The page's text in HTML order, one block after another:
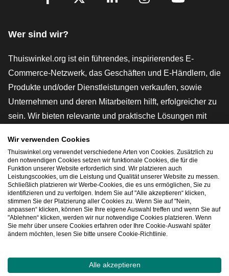
Wer sind wir?
Thuiswinkel.org ist ein führendes, inspirierendes E-
Commerce-Netzwerk, das Geschäften und E-Händlern, die
Produkte und/oder Dienstleistungen verkaufen, sowie
Unternehmen und deren Mitarbeitern hilft, erfolgreicher zu
sein. Wir bieten relevante und praktische Lösungen mit
rechtlichen Instrumenten und Beratung,
Interessenvertretung, Marktforschung und verfügen über
eine eigene Bildungsplattform, die Thuiswinkel e-
Academy.
Schnelles Navigieren
Wir verwenden Cookies
Thuiswinkel.org verwendet verschiedene Arten von Cookies. Zusätzlich zu
den notwendigen Cookies setzen wir funktionale Cookies, die für die
Funktion unserer Website erforderlich sind. Wir platzieren auch
Leistungscookies, um die Leistung und Qualität unserer Website zu messen.
Schließlich platzieren wir Werbe-Cookies, die es uns ermöglichen, Sie zu
identifizieren und zu verfolgen. Indem Sie auf "Alle akzeptieren“ klicken,
stimmen Sie der Platzierung aller Cookies zu. Wenn Sie auf "Nein,
anpassen“ klicken, können Sie Ihre eigene Auswahl treffen und wenn Sie auf
"Ablehnen“ klicken, werden wir nur notwendige Cookies platzieren. Wenn
Sie mehr über unsere Cookies erfahren oder Ihre Cookie-Auswahl später
ändern möchten, lesen Sie bitte unsere Cookie-Richtlinie.
Alle akzeptieren